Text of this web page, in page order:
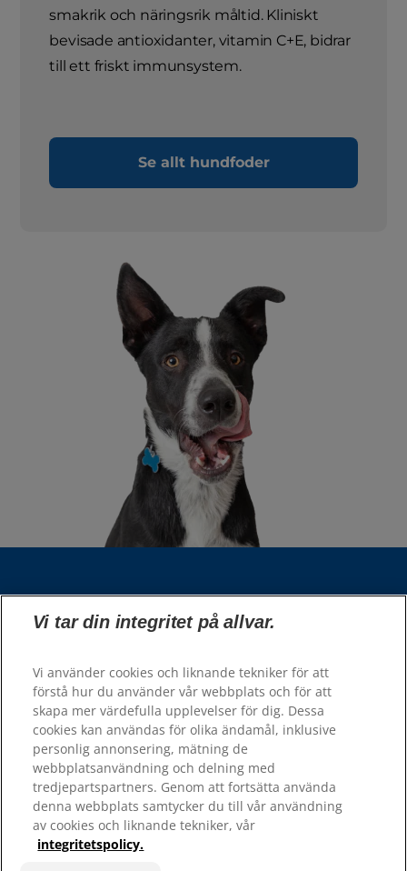
smakrik och näringsrik måltid. Kliniskt
bevisade antioxidanter, vitamin C+E, bidrar
till ett friskt immunsystem.
Se allt hundfoder
Hill’s Vet
Karriär
Resurser
Kontakta oss
Webbplatskarta
Vi tar din integritet på allvar.
Vi använder cookies och liknande tekniker för att
förstå hur du använder vår webbplats och för att
skapa mer värdefulla upplevelser för dig. Dessa
cookies kan användas för olika ändamål, inklusive
personlig annonsering, mätning de
webbplatsanvändning och delning med
tredjepartspartners. Genom att fortsätta använda
denna webbplats samtycker du till vår användning
av cookies och liknande tekniker, vår
integritetspolicy.